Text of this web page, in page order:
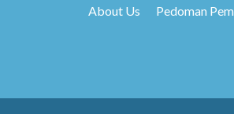
About Us Pedoman